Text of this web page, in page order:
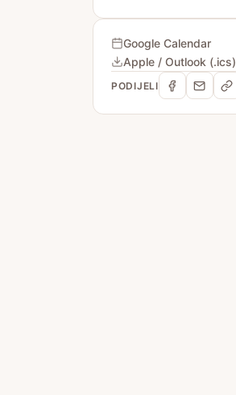
Google Calendar
Apple / Outlook (.ics)
PODIJELI